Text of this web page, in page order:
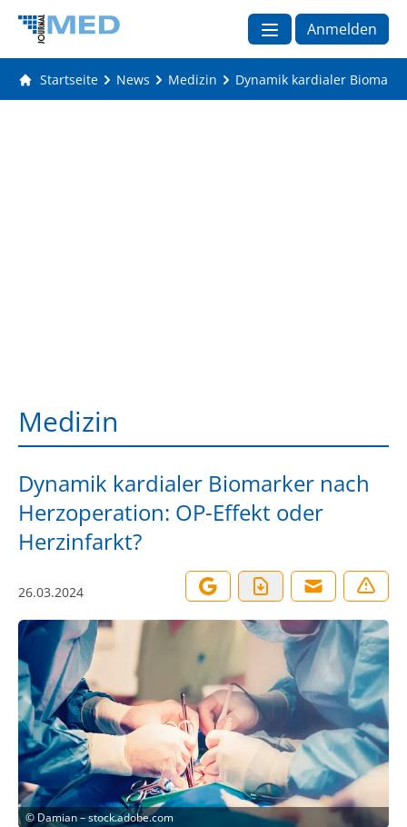
Anmelden
Startseite News Medizin Dynamik kardialer
Medizin
Dynamik kardialer Biomarker nach
Herzoperation: OP-Effekt oder
Herzinfarkt?
26.03.2024
©Damian – stock.adobe.com